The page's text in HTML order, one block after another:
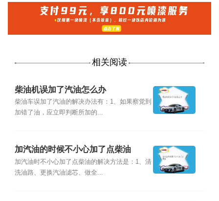
相关阅读
柴油机误加了汽油怎么办
柴油车误加了汽油的解决办法有：1、如果察觉到
加错了油，应立即判断所加的...
加汽油的时候不小心加了点柴油
加汽油时不小心加了点柴油的解决方法是：1、清
洗油路、更换汽油滤芯、做全...